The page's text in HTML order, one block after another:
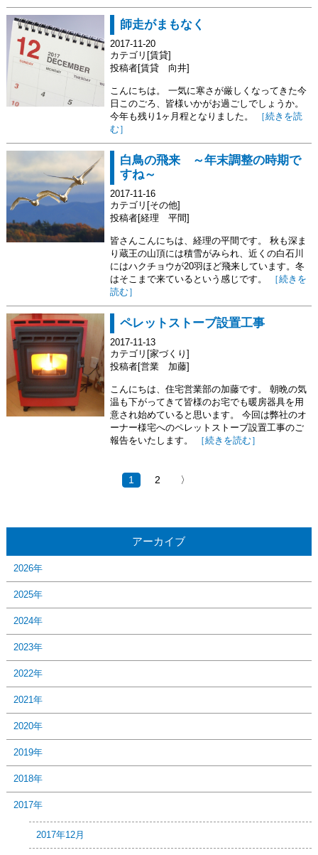
師走がまもなく
2017-11-20
カテゴリ[賃貸]
投稿者[賃貸 向井]
こんにちは。 一気に寒さが厳しくなってきた今
日このごろ、皆様いかがお過ごしでしょうか。
今年も残り1ヶ月程となりました。
［続きを読
む］
白鳥の飛来 ～年末調整の時期で
すね～
2017-11-16
カテゴリ[その他]
投稿者[経理 平間]
皆さんこんにちは、経理の平間です。 秋も深ま
り蔵王の山頂には積雪がみられ、近くの白石川
にはハクチョウが20羽ほど飛来しています。冬
はそこまで来ているという感じです。
［続きを
読む］
ペレットストーブ設置工事
2017-11-13
カテゴリ[家づくり]
投稿者[営業 加藤]
こんにちは、住宅営業部の加藤です。 朝晩の気
温も下がってきて皆様のお宅でも暖房器具を用
意され始めていると思います。 今回は弊社のオ
ーナー様宅へのペレットストーブ設置工事のご
報告をいたします。
［続きを読む］
1 2 〉
アーカイブ
2026年
2025年
2024年
2023年
2022年
2021年
2020年
2019年
2018年
2017年
2017年12月